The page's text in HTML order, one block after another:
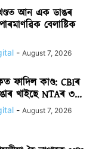
আন এক ডাঙৰ
বেলাষ্টিক
- August 7, 2026
ফাদিল কাণ্ড: CBIৰ
খাইছে NTAৰ ৩...
- August 7, 2026